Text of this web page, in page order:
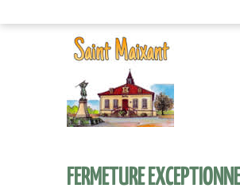
FERMETURE